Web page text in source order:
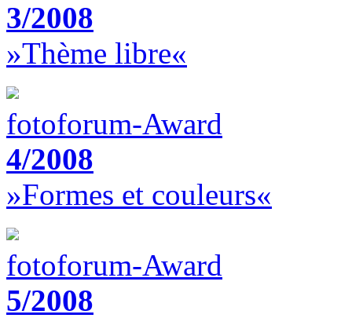
3/2008
»Thème libre«
fotoforum-Award
4/2008
»Formes et couleurs«
fotoforum-Award
5/2008